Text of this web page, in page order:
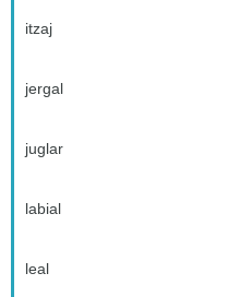
itzaj
jergal
juglar
labial
leal